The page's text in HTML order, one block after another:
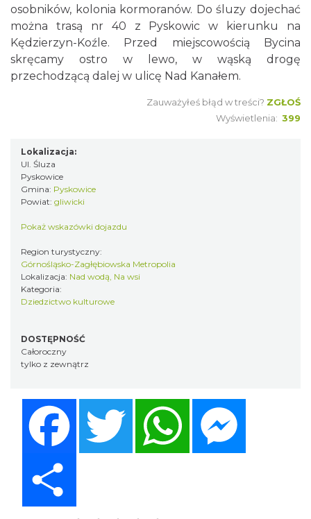
osobników, kolonia kormoranów. Do śluzy dojechać
można trasą nr 40 z Pyskowic w kierunku na
Kędzierzyn-Koźle. Przed miejscowością Bycina
skręcamy ostro w lewo, w wąską drogę
przechodzącą dalej w ulicę Nad Kanałem.
Zauważyłeś błąd w treści? ZGŁOŚ
Wyświetlenia: 399
Lokalizacja:
Ul. Śluza
Pyskowice
Gmina: Pyskowice
Powiat: gliwicki
Pokaż wskazówki dojazdu
Region turystyczny:
Górnośląsko-Zagłębiowska Metropolia
Lokalizacja: Nad wodą, Na wsi
Kategoria:
Dziedzictwo kulturowe
DOSTĘPNOŚĆ
Całoroczny
tylko z zewnątrz
Twitter WhatsApp